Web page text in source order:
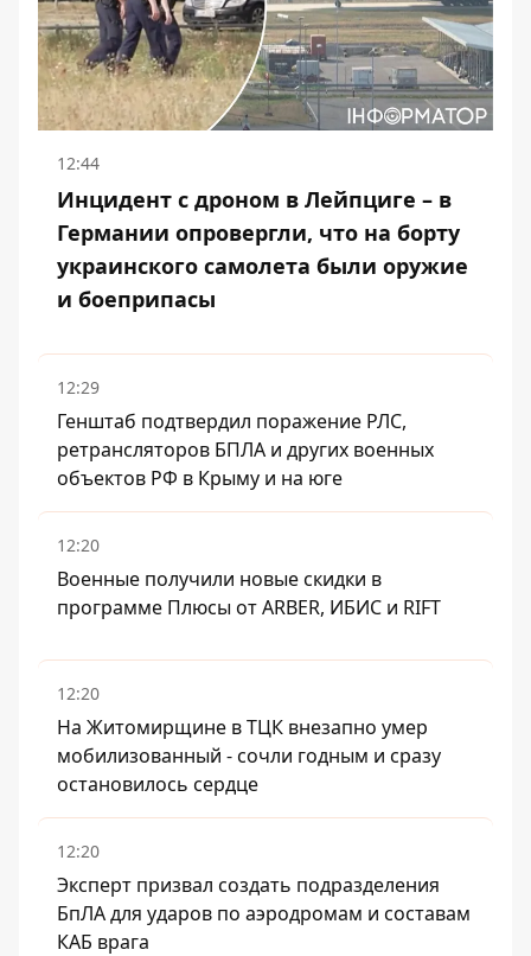
12:44
Инцидент с дроном в Лейпциге – в
Германии опровергли, что на борту
украинского самолета были оружие
и боеприпасы
12:29
Генштаб подтвердил поражение РЛС,
ретрансляторов БПЛА и других военных
объектов РФ в Крыму и на юге
12:20
Военные получили новые скидки в
программе Плюсы от ARBER, ИБИС и RIFT
12:20
На Житомирщине в ТЦК внезапно умер
мобилизованный - сочли годным и сразу
остановилось сердце
12:20
Эксперт призвал создать подразделения
БпЛА для ударов по аэродромам и составам
КАБ врага